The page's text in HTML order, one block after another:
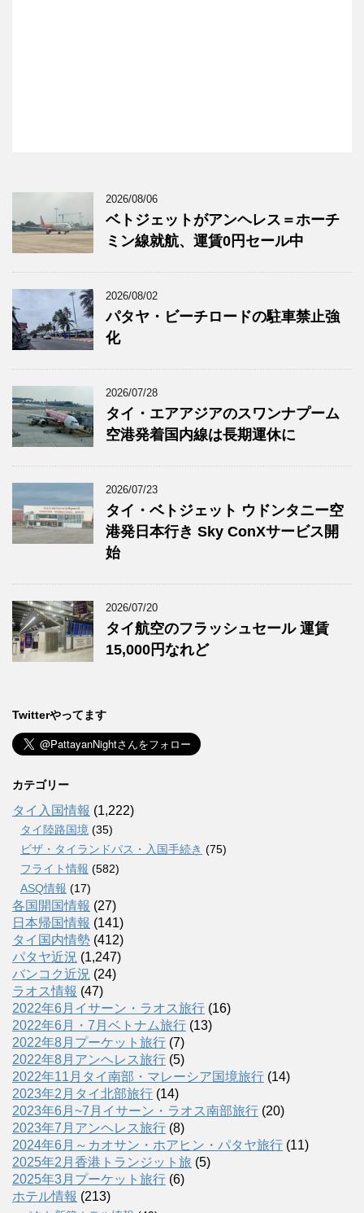
2026/08/06
ベトジェットがアンヘレス＝ホーチ
ミン線就航、運賃0円セール中
2026/08/02
パタヤ・ビーチロードの駐車禁止強
化
2026/07/28
タイ・エアアジアのスワンナプーム
空港発着国内線は長期運休に
2026/07/23
タイ・ベトジェット ウドンタニー空
港発日本行き Sky ConXサービス開
始
2026/07/20
タイ航空のフラッシュセール 運賃
15,000円なれど
Twitterやってます
カテゴリー
タイ入国情報 (1,222)
タイ陸路国境 (35)
ビザ・タイランドパス・入国手続き (75)
フライト情報 (582)
ASQ情報 (17)
各国開国情報 (27)
日本帰国情報 (141)
タイ国内情勢 (412)
パタヤ近況 (1,247)
バンコク近況 (24)
ラオス情報 (47)
2022年6月イサーン・ラオス旅行 (16)
2022年6月・7月ベトナム旅行 (13)
2022年8月プーケット旅行 (7)
2022年8月アンヘレス旅行 (5)
2022年11月タイ南部・マレーシア国境旅行 (14)
2023年2月タイ北部旅行 (14)
2023年6月~7月イサーン・ラオス南部旅行 (20)
2023年7月アンヘレス旅行 (8)
2024年6月～カオサン・ホアヒン・パタヤ旅行 (11)
2025年2月香港トランジット旅 (5)
2025年3月プーケット旅行 (6)
ホテル情報 (213)